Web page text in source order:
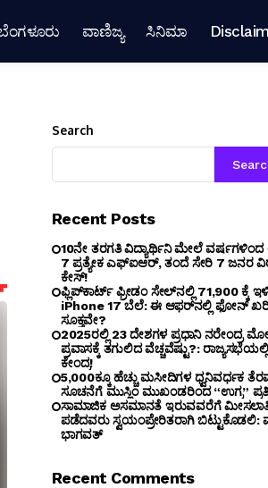
ವಾಣಿಜ್ಯ ಸಿನಿಮಾ
Search
Recent Posts
10ನೇ ತರಗತಿ ವಿದ್ಯಾರ್ಥಿನಿ ಮೇಲೆ ವರ್ಷಗಳಿಂದ
7 ಪ್ರತ್ಯೇಕ ಎಫ್ಐಆರ್, ತಂದೆ ಸೇರಿ 7 ಜನರ
ಕೇಸ್!
ಫ್ಲಿಪ್‌ಕಾರ್ಟ್ ಫ್ರೀಡಂ ಸೇಲ್‌ನಲ್ಲಿ ₹71,900 ಕ್ಕೆ
iPhone 17 ಬೆಲೆ: ಈ ಆಫರ್‌ನಲ್ಲಿ ಫೋನ್
ಸೂಕ್ತವೇ?
2025ರಲ್ಲಿ 23 ದೇಶಗಳ ಪ್ರಧಾನಿ ನರೇಂದ್ರ
ಪ್ರವಾಸಕ್ಕೆ ತಗುಲಿದ ವೆಚ್ಚವೆಷ್ಟು?:
ಕೇಂದ್ರ!
5,000ಕ್ಕೂ ಹೆಚ್ಚು ಮಸೀದಿಗಳ ಧ್ವನಿವರ್ಧಕ
ಸೂಚನೆಗೆ ಮುಸ್ಲಿಂ ಮುಖಂಡರಿಂದ “ಉಗ್ರ”
ಸಾಮಾಜಿಕ ಅಸಮಾನತೆ ಇರುವವರೆಗೆ
ಪಡೆದವರು ಸ್ವಯಂಪ್ರೇರಿತರಾಗಿ
ಭಾಗವತ್
Recent Comments